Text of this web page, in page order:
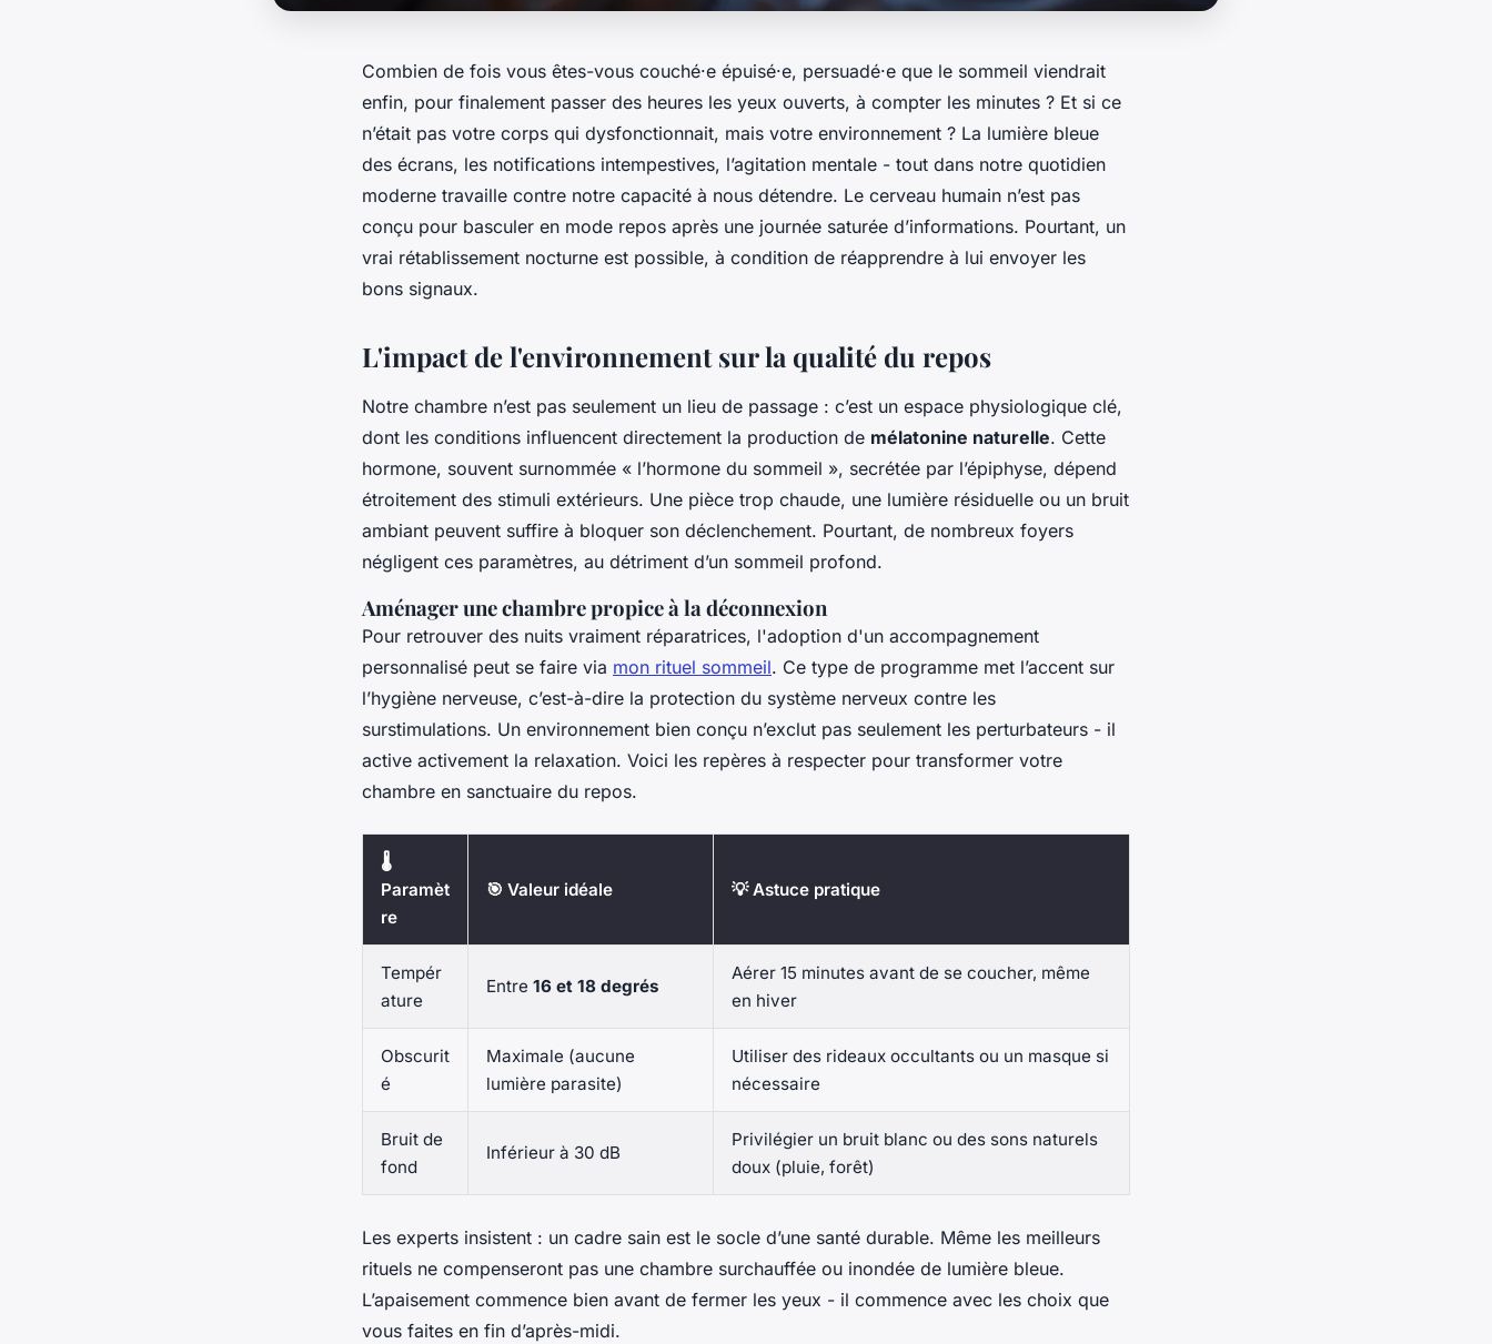
Combien de fois vous êtes-vous couché·e épuisé·e, persuadé·e que le sommeil viendrait
enfin, pour finalement passer des heures les yeux ouverts, à compter les minutes ? Et si ce
n’était pas votre corps qui dysfonctionnait, mais votre environnement ? La lumière bleue
des écrans, les notifications intempestives, l’agitation mentale - tout dans notre quotidien
moderne travaille contre notre capacité à nous détendre. Le cerveau humain n’est pas
conçu pour basculer en mode repos après une journée saturée d’informations. Pourtant, un
vrai rétablissement nocturne est possible, à condition de réapprendre à lui envoyer les
bons signaux.
L'impact de l'environnement sur la qualité du repos
Notre chambre n’est pas seulement un lieu de passage : c’est un espace physiologique clé,
dont les conditions influencent directement la production de mélatonine naturelle. Cette
hormone, souvent surnommée « l’hormone du sommeil », secrétée par l’épiphyse, dépend
étroitement des stimuli extérieurs. Une pièce trop chaude, une lumière résiduelle ou un bruit
ambiant peuvent suffire à bloquer son déclenchement. Pourtant, de nombreux foyers
négligent ces paramètres, au détriment d’un sommeil profond.
Aménager une chambre propice à la déconnexion
Pour retrouver des nuits vraiment réparatrices, l'adoption d'un accompagnement
personnalisé peut se faire via mon rituel sommeil. Ce type de programme met l’accent sur
l’hygiène nerveuse, c’est-à-dire la protection du système nerveux contre les
surstimulations. Un environnement bien conçu n’exclut pas seulement les perturbateurs - il
active activement la relaxation. Voici les repères à respecter pour transformer votre
chambre en sanctuaire du repos.
🌡️
Paramèt
re
🎯 Valeur idéale 💡 Astuce pratique
Tempér
ature
Entre 16 et 18 degrés
Aérer 15 minutes avant de se coucher, même
en hiver
Obscurit
é
Maximale (aucune
lumière parasite)
Utiliser des rideaux occultants ou un masque si
nécessaire
Bruit de
fond
Inférieur à 30 dB
Privilégier un bruit blanc ou des sons naturels
doux (pluie, forêt)
Les experts insistent : un cadre sain est le socle d’une santé durable. Même les meilleurs
rituels ne compenseront pas une chambre surchauffée ou inondée de lumière bleue.
L’apaisement commence bien avant de fermer les yeux - il commence avec les choix que
vous faites en fin d’après-midi.